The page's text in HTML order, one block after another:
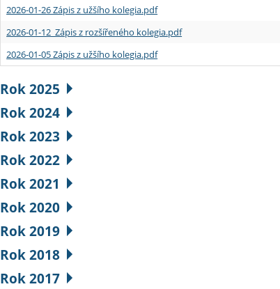
2026-01-26 Zápis z užšího kolegia.pdf
2026-01-12 Zápis z rozšířeného kolegia.pdf
2026-01-05 Zápis z užšího kolegia.pdf
Rok 2025
Rok 2024
Rok 2023
Rok 2022
Rok 2021
Rok 2020
Rok 2019
Rok 2018
Rok 2017